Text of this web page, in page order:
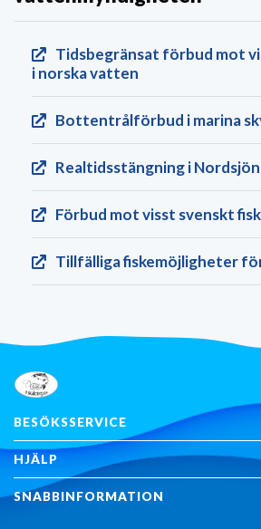
Tidsbegränsat förbud mot
i norska vatten
Bottentrålförbud i marina
Realtids­stängning i Nordsjön
Förbud mot visst svenskt
Tillfälliga fiskemöjligheter
BESÖKSSERVICE
HJÄLP
SNABBINFORMATION